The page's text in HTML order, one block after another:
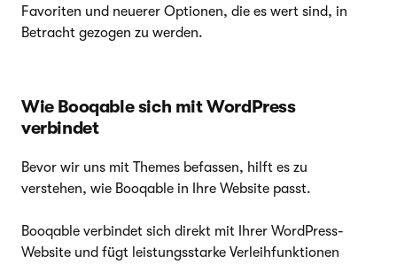
Favoriten und neuerer Optionen, die es wert sind, in
Betracht gezogen zu werden.
Wie Booqable sich mit WordPress
verbindet
Bevor wir uns mit Themes befassen, hilft es zu
verstehen, wie Booqable in Ihre Website passt.
Booqable verbindet sich direkt mit Ihrer WordPress-
Website und fügt leistungsstarke Verleihfunktionen